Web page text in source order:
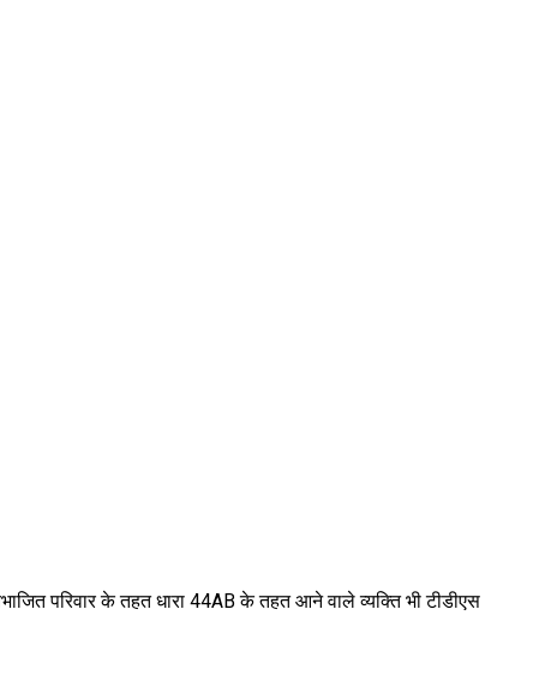
परिवार के तहत धारा 44AB के तहत आने वाले व्यक्ति भी टीडीएस